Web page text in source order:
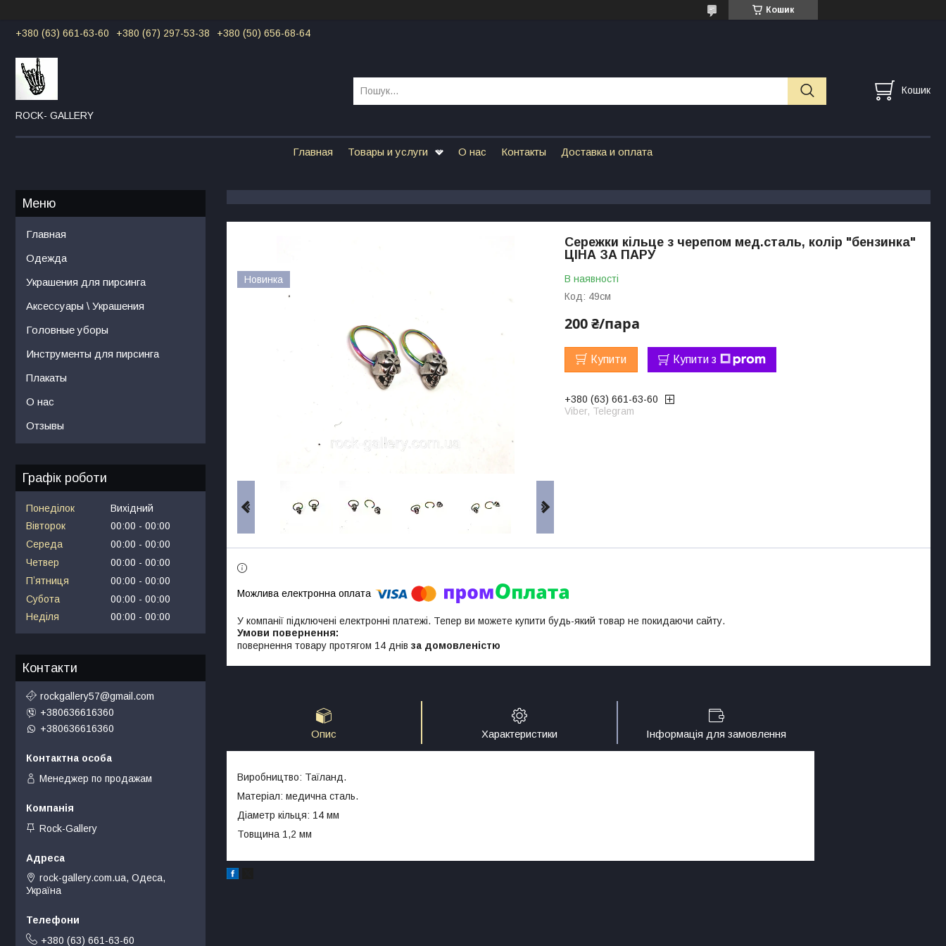
Кошик
+380 (63) 661-63-60 +380 (67) 297-53-38 +380 (50) 656-68-64
ROCK- GALLERY
Кошик
Главная Товары и услуги О нас Контакты Доставка и оплата
Новинка
Сережки кільце з черепом мед.сталь, колір "бензинка"
ЦIНА ЗА ПАРУ
В наявності
Код: 49см
200 ₴/пара
Купити Купити з
+380 (63) 661-63-60
Viber, Telegram
У компанії підключені електронні платежі. Тепер ви можете купити будь-який товар не покидаючи сайту.
повернення товару протягом 14 днів за домовленістю
Опис Характеристики Інформація для замовлення
Виробництво: Таїланд.
Матеріал: медична сталь.
Діаметр кільця: 14 мм
Товщина 1,2 мм
Главная
Одежда
Украшения для пирсинга
Аксессуары \ Украшения
Головные уборы
Инструменты для пирсинга
Плакаты
О нас
Отзывы
Графік роботи
Понеділок
Вихідний
Вівторок
00:00
00:00
Середа
00:00
00:00
Четвер
00:00
00:00
Пʼятниця
00:00
00:00
Субота
00:00
00:00
Неділя
00:00 00:00
Контакти
rockgallery57@gmail.com
+380636616360
+380636616360
Менеджер по продажам
Rock-Gallery
rock-gallery.com.ua, Одеса,
Україна
+380 (63) 661-63-60